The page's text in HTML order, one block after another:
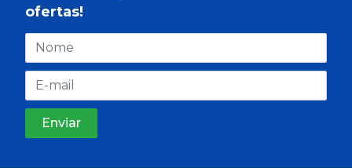
ofertas!